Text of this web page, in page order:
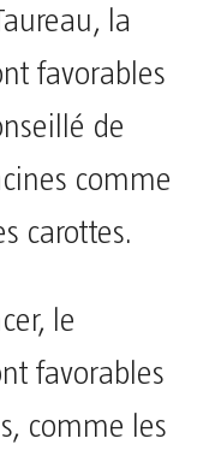
la
favorables
de
comme
carottes.
le
favorables
comme les